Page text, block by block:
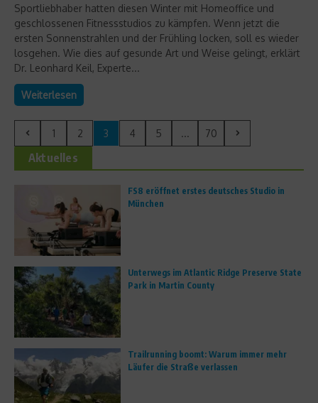
Sportliebhaber hatten diesen Winter mit Homeoffice und
geschlossenen Fitnessstudios zu kämpfen. Wenn jetzt die
ersten Sonnenstrahlen und der Frühling locken, soll es wieder
losgehen. Wie dies auf gesunde Art und Weise gelingt, erklärt
Dr. Leonhard Keil, Experte...
Weiterlesen
1 2 3 4 5 ... 70
Aktuelles
FS8 eröffnet erstes deutsches Studio in
München
Unterwegs im Atlantic Ridge Preserve State
Park in Martin County
Trailrunning boomt: Warum immer mehr
Läufer die Straße verlassen